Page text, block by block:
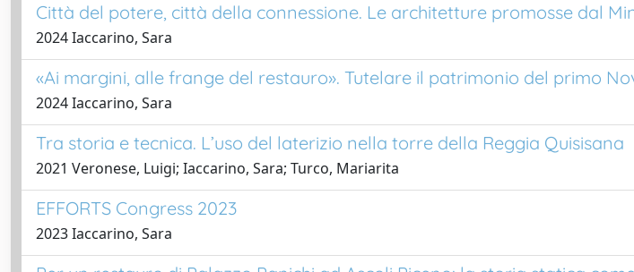
Città del potere, città della connessione. Le architetture promosse dal
2024 Iaccarino, Sara
«Ai margini, alle frange del restauro». Tutelare il patrimonio del primo
2024 Iaccarino, Sara
Tra storia e tecnica. L’uso del laterizio nella torre della Reggia Quisisana
2021 Veronese, Luigi; Iaccarino, Sara; Turco, Mariarita
EFFORTS Congress 2023
2023 Iaccarino, Sara